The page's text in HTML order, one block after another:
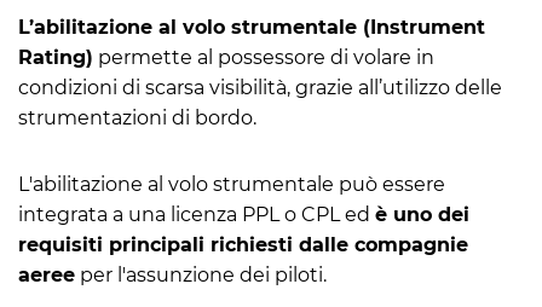
L’abilitazione al volo strumentale (Instrument
Rating) permette al possessore di volare in
condizioni di scarsa visibilità, grazie all’utilizzo delle
strumentazioni di bordo.
L'abilitazione al volo strumentale può essere
integrata a una licenza PPL o CPL ed è uno dei
requisiti principali richiesti dalle compagnie
aeree per l'assunzione dei piloti.